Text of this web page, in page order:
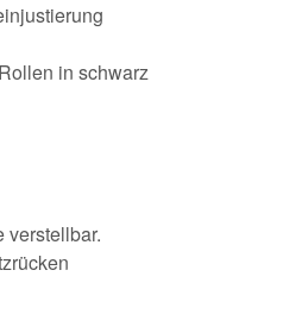
in schwarz
verstellbar.